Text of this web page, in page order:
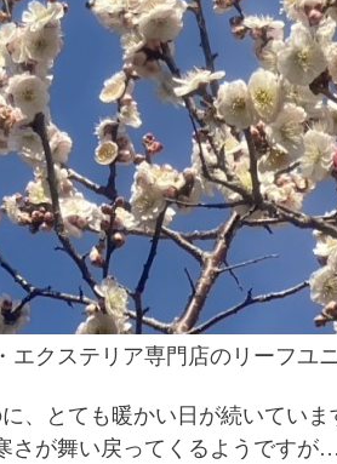
エクステリア専門店のリーフユ
、とても暖かい日が続いていま
さが舞い戻ってくるようですが…